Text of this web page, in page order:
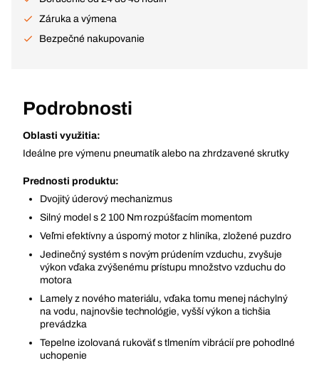
Záruka a výmena
Bezpečné nakupovanie
Podrobnosti
Oblasti využitia:
Ideálne pre výmenu pneumatík alebo na zhrdzavené skrutky
Prednosti produktu:
Dvojitý úderový mechanizmus
Silný model s 2 100 Nm rozpúšťacím momentom
Veľmi efektívny a úsporný motor z hliníka, zložené puzdro
Jedinečný systém s novým prúdením vzduchu, zvyšuje
výkon vďaka zvýšenému prístupu množstvo vzduchu do
motora
Lamely z nového materiálu, vďaka tomu menej náchylný
na vodu, najnovšie technológie, vyšší výkon a tichšia
prevádzka
Tepelne izolovaná rukoväť s tlmením vibrácií pre pohodlné
uchopenie